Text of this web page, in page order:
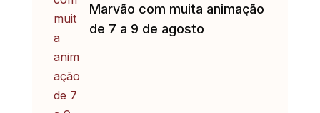
Marvão com muita animação
de 7 a 9 de agosto